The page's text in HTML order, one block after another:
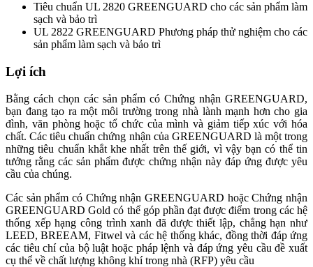
Tiêu chuẩn UL 2820 GREENGUARD cho các sản phẩm làm
sạch và bảo trì
UL 2822 GREENGUARD Phương pháp thử nghiệm cho các
sản phẩm làm sạch và bảo trì
Lợi ích
Bằng cách chọn các sản phẩm có Chứng nhận GREENGUARD,
bạn đang tạo ra một môi trường trong nhà lành mạnh hơn cho gia
đình, văn phòng hoặc tổ chức của mình và giảm tiếp xúc với hóa
chất. Các tiêu chuẩn chứng nhận của GREENGUARD là một trong
những tiêu chuẩn khắt khe nhất trên thế giới, vì vậy bạn có thể tin
tưởng rằng các sản phẩm được chứng nhận này đáp ứng được yêu
cầu của chúng.
Các sản phẩm có Chứng nhận GREENGUARD hoặc Chứng nhận
GREENGUARD Gold có thể góp phần đạt được điểm trong các hệ
thống xếp hạng công trình xanh đã được thiết lập, chẳng hạn như
LEED, BREEAM, Fitwel và các hệ thống khác, đồng thời đáp ứng
các tiêu chí của bộ luật hoặc pháp lệnh và đáp ứng yêu cầu đề xuất
cụ thể về chất lượng không khí trong nhà (RFP) yêu cầu